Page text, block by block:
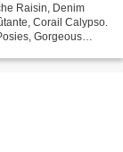
Raisin, Denim
Corail Calypso.
Gorgeous